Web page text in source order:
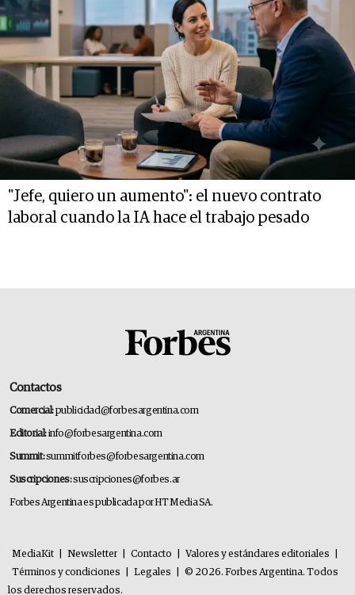
"Jefe, quiero un aumento": el nuevo contrato
laboral cuando la IA hace el trabajo pesado
Contactos
Comercial:publicidad@forbesargentina.com
Editorial:info@forbesargentina.com
Summit:summitforbes@forbesargentina.com
Suscripciones:suscripciones@forbes.ar
Forbes Argentina es publicada por HT Media SA.
MediaKit Newsletter Contacto Valores y estándares editoriales
Términos y condiciones
Legales
© 2026. Forbes Argentina. Todos
los derechos reservados.